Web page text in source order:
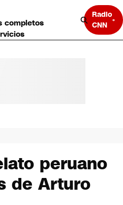
completos
Radio
CNN
peruano
de Arturo